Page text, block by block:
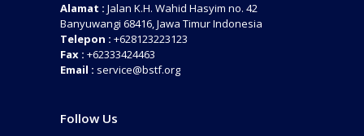
Alamat : Jalan K.H. Wahid Hasyim no. 42
Banyuwangi 68416, Jawa Timur Indonesia
Telepon : +628123223123
Fax : +62333424463
Email : service@bstf.org
Follow Us